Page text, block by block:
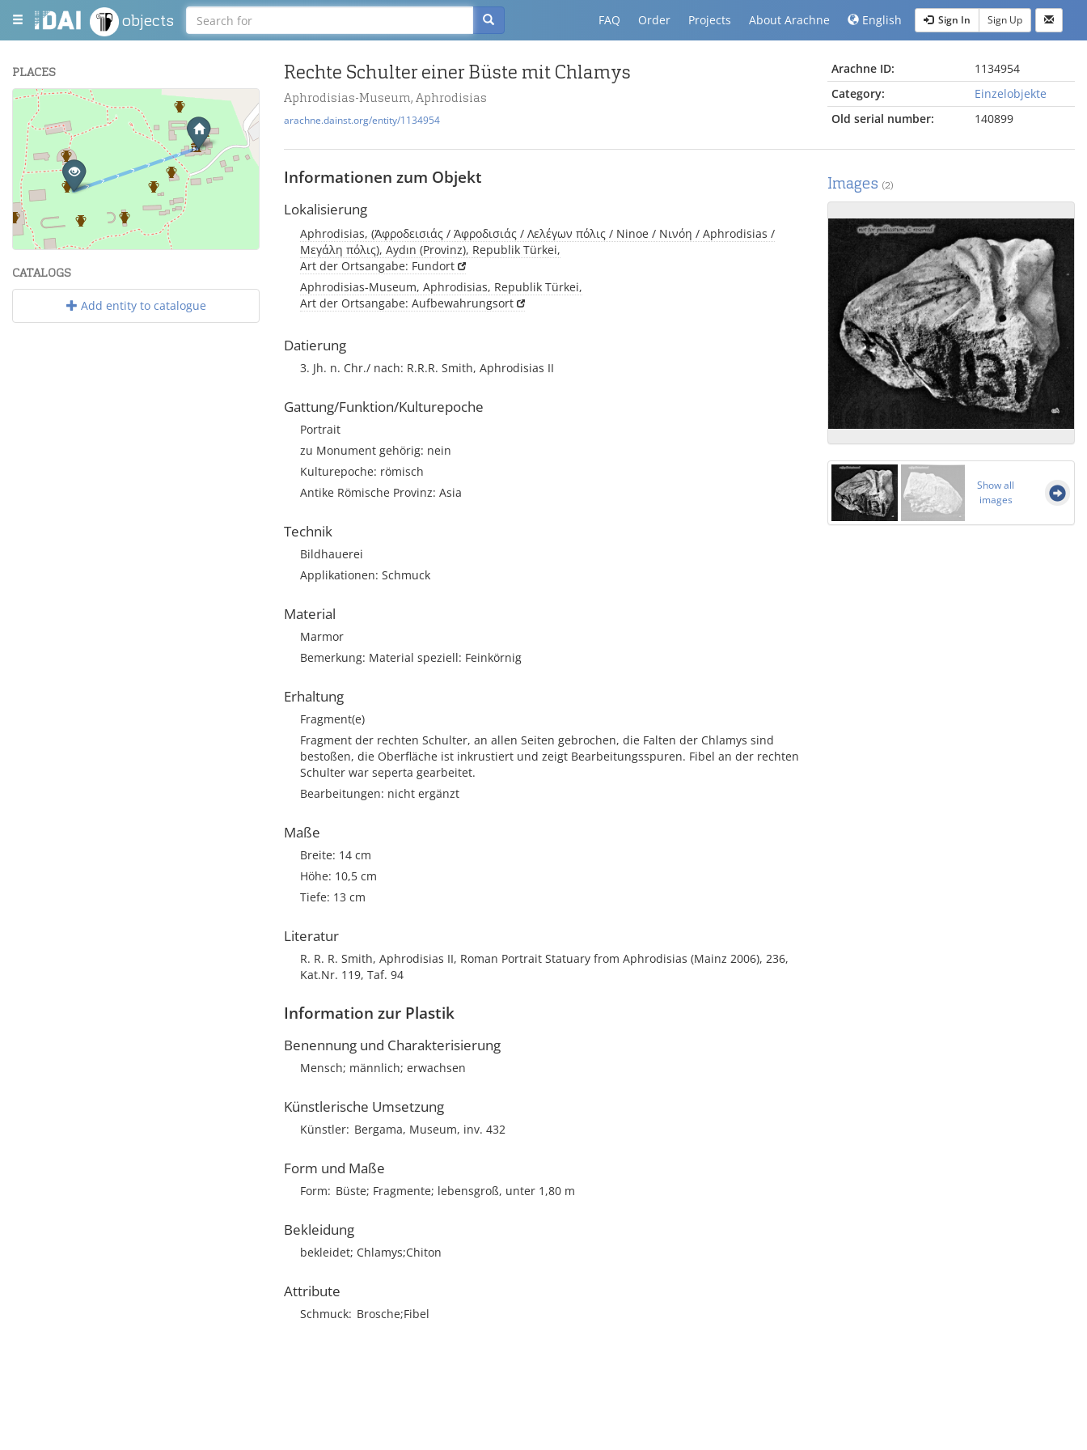
objects FAQ Order Projects About Arachne English Sign In Sign Up
PLACES
+
−
Leaflet | Maps and Data ©
CATALOGS
Add entity to catalogue
Rechte Schulter einer Büste mit Chlamys
Aphrodisias-Museum, Aphrodisias
arachne.dainst.org/entity/1134954
Arachne ID:
1134954
Category:
Einzelobjekte
Old serial number:
140899
Informationen zum Objekt
Lokalisierung
Aphrodisias, (Ἀφροδεισιάς / Ἀφροδισιάς / Λελέγων πόλις / Ninoe / Νινόη / Aphrodisias /
Μεγάλη πόλις), Aydın (Provinz), Republik Türkei,
Art der Ortsangabe: Fundort
Aphrodisias-Museum, Aphrodisias, Republik Türkei,
Art der Ortsangabe: Aufbewahrungsort
Datierung
3. Jh. n. Chr./ nach: R.R.R. Smith, Aphrodisias II
Gattung/Funktion/Kulturepoche
Portrait
zu Monument gehörig: nein
Kulturepoche: römisch
Antike Römische Provinz: Asia
Technik
Bildhauerei
Applikationen: Schmuck
Material
Marmor
Bemerkung: Material speziell: Feinkörnig
Erhaltung
Fragment(e)
Fragment der rechten Schulter, an allen Seiten gebrochen, die Falten der Chlamys sind
bestoßen, die Oberfläche ist inkrustiert und zeigt Bearbeitungsspuren. Fibel an der rechten
Schulter war seperta gearbeitet.
Bearbeitungen: nicht ergänzt
Maße
Breite: 14 cm
Höhe: 10,5 cm
Tiefe: 13 cm
Literatur
R. R. R. Smith, Aphrodisias II, Roman Portrait Statuary from Aphrodisias (Mainz 2006), 236,
Kat.Nr. 119, Taf. 94
Information zur Plastik
Benennung und Charakterisierung
Mensch; männlich; erwachsen
Künstlerische Umsetzung
Künstler Bergama, Museum, inv. 432
Form und Maße
Form Büste; Fragmente; lebensgroß, unter 1,80 m
Bekleidung
bekleidet; Chlamys;Chiton
Attribute
Schmuck Brosche;Fibel
Images (2)
Show all
images